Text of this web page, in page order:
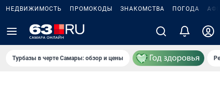
НЕДВИЖИМОСТЬ ПРОМОКОДЫ ЗНАКОМСТВА ПОГОДА
Турбазы в черте Самары: обзор и цены